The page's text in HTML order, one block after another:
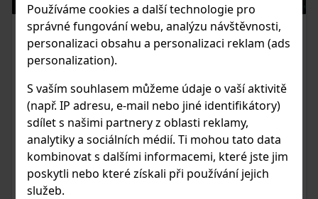
Používáme cookies a další technologie pro
správné fungování webu, analýzu návštěvnosti,
personalizaci obsahu a personalizaci reklam (ads
personalization).
S vaším souhlasem můžeme údaje o vaší aktivitě
(např. IP adresu, e-mail nebo jiné identifikátory)
sdílet s našimi partnery z oblasti reklamy,
analytiky a sociálních médií. Ti mohou tato data
kombinovat s dalšími informacemi, které jste jim
poskytli nebo které získali při používání jejich
služeb.
01.07.2021
HDR - SLOŽENÍ VÍCE FOTOGRAFIÍ
DO JEDNÉ V PHOTOSHOP CC
V případech, kdy fotografujete scenérii nebo situaci, kde
panují extrémní světelné podmínky, je lepší vyfotit více
fotografií na různé expozice a poté je složit do jedné
fotografie. Jak na to? Mrkneme v tomto videu.
ČIST ČLÁNEK